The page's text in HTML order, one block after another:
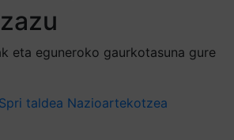
eta eguneroko gaurkotasuna gure
taldea Nazioartekotzea